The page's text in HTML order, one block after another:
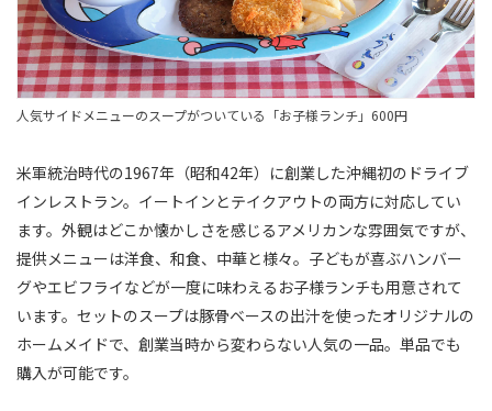
人気サイドメニューのスープがついている「お子様ランチ」600円
米軍統治時代の1967年（昭和42年）に創業した沖縄初のドライブ
インレストラン。イートインとテイクアウトの両方に対応してい
ます。外観はどこか懐かしさを感じるアメリカンな雰囲気ですが、
提供メニューは洋食、和食、中華と様々。子どもが喜ぶハンバー
グやエビフライなどが一度に味わえるお子様ランチも用意されて
います。セットのスープは豚骨ベースの出汁を使ったオリジナルの
ホームメイドで、創業当時から変わらない人気の一品。単品でも
購入が可能です。